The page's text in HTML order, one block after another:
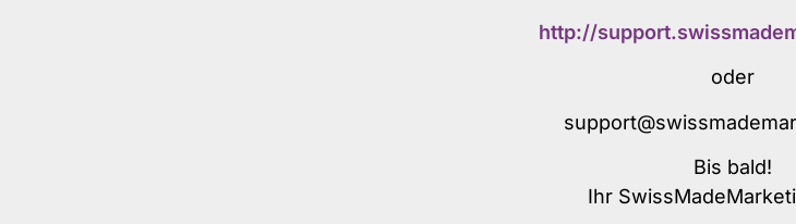
http://
oder
Bis bald!
Ihr